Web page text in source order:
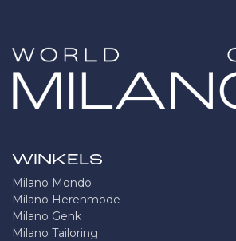
WINKELS
Milano Mondo
Milano Herenmode
Milano Genk
Milano Tailoring